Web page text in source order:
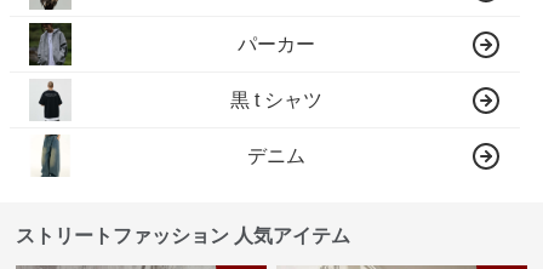
パーカー
黒 t シャツ
デニム
ストリートファッション 人気アイテム